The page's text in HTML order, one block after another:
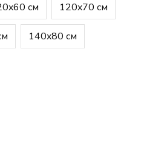
см 120x70 см
140x80 см